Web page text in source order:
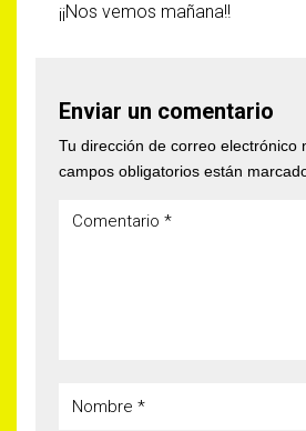
¡¡Nos vemos mañana!!
Enviar un comentario
Tu dirección de correo electrónico
campos obligatorios están